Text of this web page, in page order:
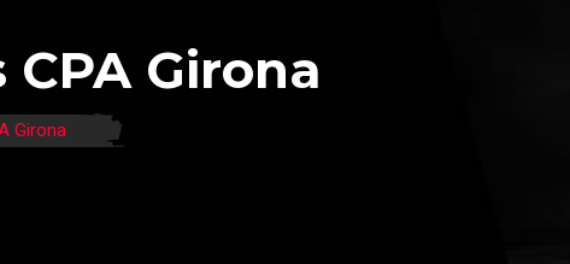
Girona
Girona